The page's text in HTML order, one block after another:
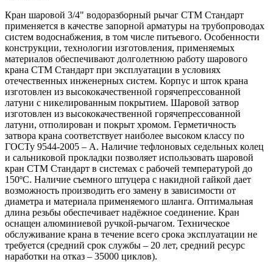
Кран шаровой 3/4" водоразборный рычаг CTM Стандарт
применяется в качестве запорной арматуры на трубопроводах
систем водоснабжения, в том числе питьевого. Особенности
конструкции, технологии изготовления, применяемых
материалов обеспечивают долголетнюю работу шарового
крана СТМ Стандарт при эксплуатации в условиях
отечественных инженерных систем. Корпус и шток крана
изготовлен из высококачественной горячепрессованной
латуни с никелированным покрытием. Шаровой затвор
изготовлен из высококачественной горячепрессованной
латуни, отполирован и покрыт хромом. Герметичность
затвора крана соответствует наиболее высоком классу по
ГОСТу 9544-2005 – А. Наличие тефлоновых седельных колец
и сальниковой прокладки позволяет использовать шаровой
кран СТМ Стандарт в системах с рабочей температурой до
150ºС. Наличие съемного штуцера с накидной гайкой дает
возможность производить его замену в зависимости от
диаметра и материала применяемого шланга. Оптимальная
длина резьбы обеспечивает надёжное соединение. Кран
оснащен алюминиевой ручкой-рычагом. Техническое
обслуживание крана в течение всего срока эксплуатации не
требуется (средний срок службы – 20 лет, средний ресурс
наработки на отказ – 35000 циклов).